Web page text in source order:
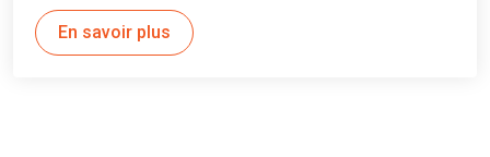
En savoir plus